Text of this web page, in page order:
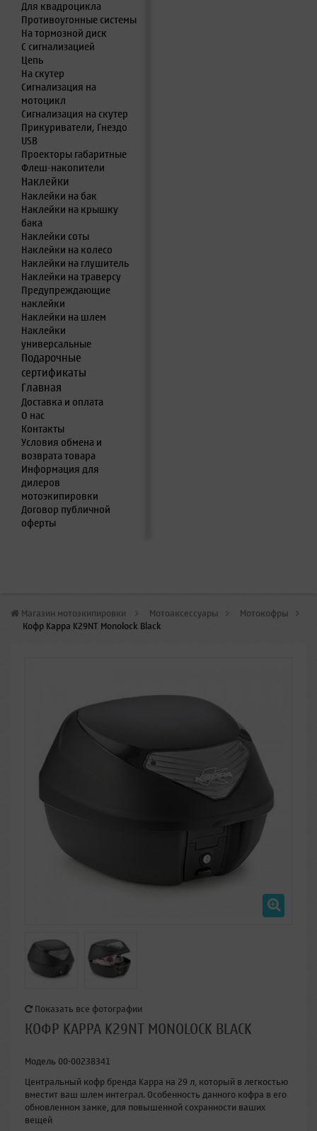
Для квадроцикла
Противоугонные системы
На тормозной диск
С сигнализацией
Цепь
На скутер
Сигнализация на
мотоцикл
Сигнализация на скутер
Прикуриватели, Гнездо
USB
Проекторы габаритные
Флеш-накопители
Наклейки
Наклейки на бак
Наклейки на крышку
бака
Наклейки соты
Наклейки на колесо
Наклейки на глушитель
Наклейки на траверсу
Предупреждающие
наклейки
Наклейки на шлем
Наклейки
универсальные
Подарочные
сертификаты
Главная
Доставка и оплата
О нас
Контакты
Условия обмена и
возврата товара
Информация для
дилеров
мотоэкипировки
Договор публичной
оферты
Магазин мотоэкипировки > Мотоаксессуары > Мотокофры
Кофр Kappa K29NT Monolock Black
Показать все фотографии
КОФР KAPPA K29NT MONOLOCK BLACK
Модель 00-00238341
Центральный кофр бренда Kappa на 29 л, который в легкостью
вместит ваш шлем интеграл. Особенность данного кофра в его
обновленном замке, для повышенной сохранности ваших
вещей